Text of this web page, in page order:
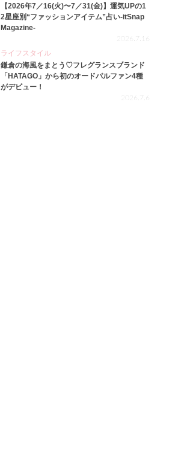
【2026年7／16(火)〜7／31(金)】運気UPの1
2星座別“ファッションアイテム”占い-itSnap
Magazine-
2026.7.16
ライフスタイル
鎌倉の海風をまとう♡フレグランスブランド
「HATAGO」から初のオードパルファン4種
がデビュー！
2026.7.6